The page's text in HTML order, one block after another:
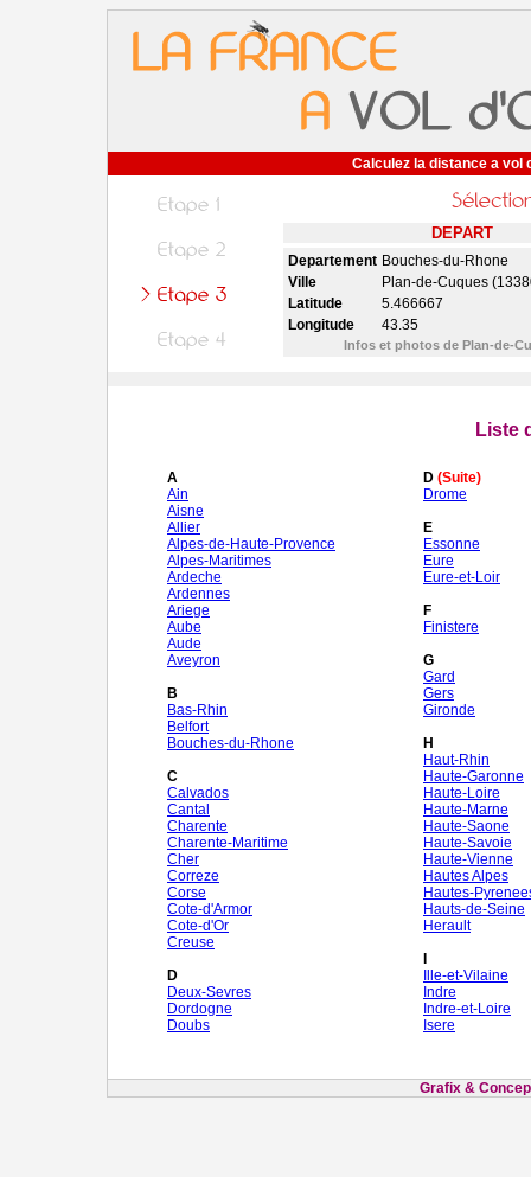
Calculez la distance a vol
DEPART
Departement Bouches-du-Rhone
Ville
Plan-de-Cuques
Latitude
5.466667
Longitude
43.35
Infos et photos de Plan-de-
Liste
A
Ain
Aisne
Allier
Alpes-de-Haute-Provence
Alpes-Maritimes
Ardeche
Ardennes
Ariege
Aube
Aude
Aveyron
B
Bas-Rhin
Belfort
Bouches-du-Rhone
C
Calvados
Cantal
Charente
Charente-Maritime
Cher
Correze
Corse
Cote-d'Armor
Cote-d'Or
Creuse
D
Deux-Sevres
Dordogne
Doubs
D (Suite)
Drome
E
Essonne
Eure
Eure-et-Loir
F
Finistere
G
Gard
Gers
Gironde
H
Haut-Rhin
Haute-Garonne
Haute-Loire
Haute-Marne
Haute-Saone
Haute-Savoie
Haute-Vienne
Hautes Alpes
Hautes-
Hauts-de-Seine
Herault
Ille-et-Vilaine
Indre
Indre-et-Loire
Isere
Grafix &